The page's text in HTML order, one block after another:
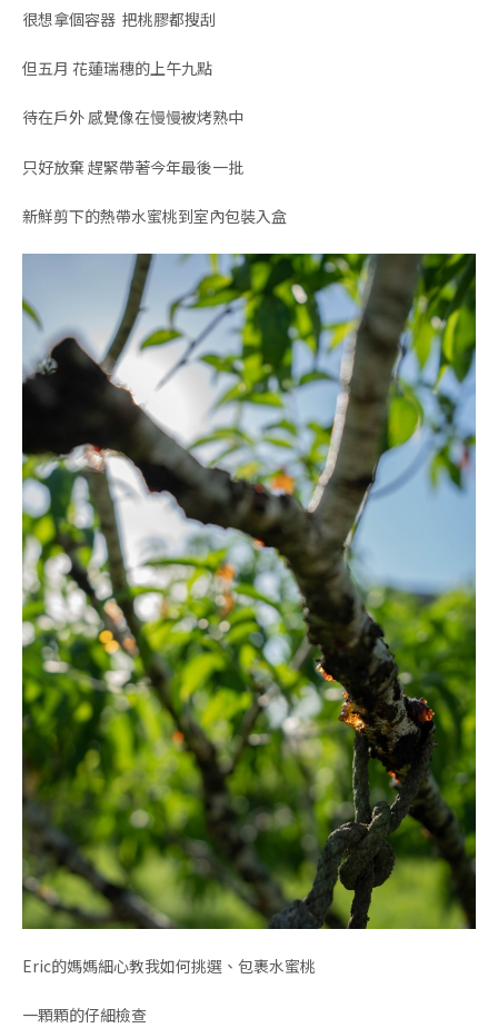
很想拿個容器 把桃膠都搜刮
但五月 花蓮瑞穗的上午九點
待在戶外 感覺像在慢慢被烤熟中
只好放棄 趕緊帶著今年最後一批
新鮮剪下的熱帶水蜜桃到室內包裝入盒
Eric的媽媽細心教我如何挑選、包裹水蜜桃
一顆顆的仔細檢查